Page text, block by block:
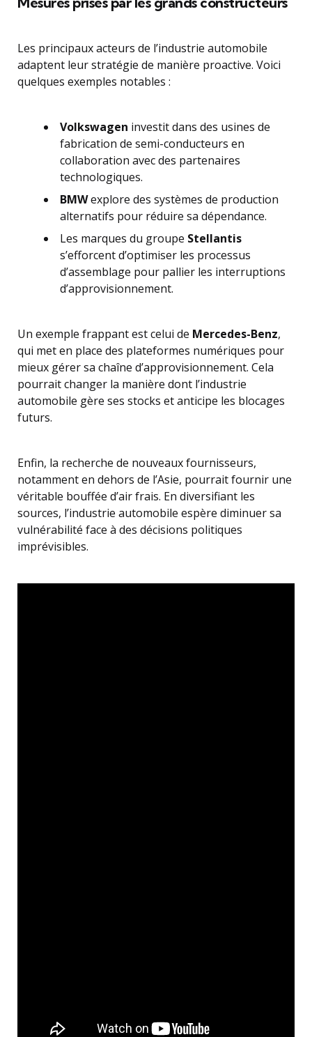
Les principaux acteurs de l’industrie automobile
adaptent leur stratégie de manière proactive. Voici
quelques exemples notables :
Volkswagen investit dans des usines de
fabrication de semi-conducteurs en
collaboration avec des partenaires
technologiques.
BMWexplore des systèmes de production
alternatifs pour réduire sa dépendance.
Les marques du groupe Stellantis
s’efforcent d’optimiser les processus
d’assemblage pour pallier les interruptions
d’approvisionnement.
Un exemple frappant est celui de Mercedes-Benz,
qui met en place des plateformes numériques pour
mieux gérer sa chaîne d’approvisionnement. Cela
pourrait changer la manière dont l’industrie
automobile gère ses stocks et anticipe les blocages
futurs.
Enfin, la recherche de nouveaux fournisseurs,
notamment en dehors de l’Asie, pourrait fournir une
véritable bouffée d’air frais. En diversifiant les
sources, l’industrie automobile espère diminuer sa
vulnérabilité face à des décisions politiques
imprévisibles.